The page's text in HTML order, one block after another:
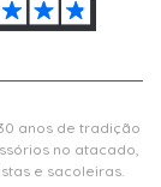
anos de tradição
no atacado,
e sacoleiras.